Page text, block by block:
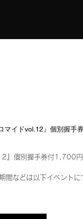
マイドvol.12』個別握手
』個別握手券付1,700
間などは以下イベントに